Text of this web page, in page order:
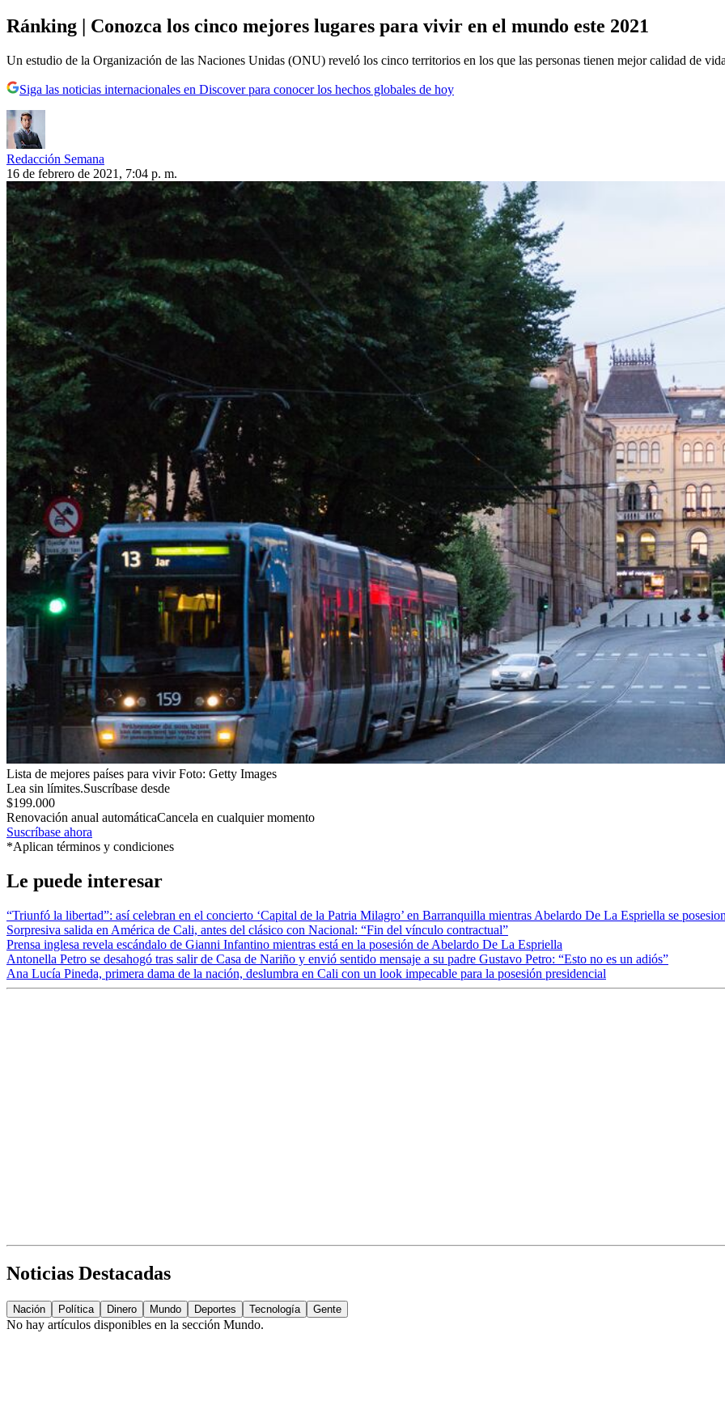
Ránking | Conozca los cinco mejores lugares para vivir en el mundo este 2021
Un estudio de la Organización de las Naciones Unidas (ONU) reveló los cinco territorios en los que las personas tienen mejor calidad de
Siga las noticias internacionales en Discover para conocer los hechos globales de hoy
Redacción Semana
16 de febrero de 2021, 7:04 p. m.
Lista de mejores países para vivirFoto: Getty Images
Lea sin límites.Suscríbase desde
$199.000
Renovación anual automáticaCancela en cualquier momento
Suscríbase ahora
*Aplican términos y condiciones
Le puede interesar
“Triunfó la libertad”: así celebran en el concierto ‘Capital de la Patria Milagro’ en Barranquilla mientras Abelardo De La Espriella se
Sorpresiva salida en América de Cali, antes del clásico con Nacional: “Fin del vínculo contractual”
Prensa inglesa revela escándalo de Gianni Infantino mientras está en la posesión de Abelardo De La Espriella
Antonella Petro se desahogó tras salir de Casa de Nariño y envió sentido mensaje a su padre Gustavo Petro: “Esto no es un adiós”
Ana Lucía Pineda, primera dama de la nación, deslumbra en Cali con un look impecable para la posesión presidencial
Noticias Destacadas
Nación Política Dinero Mundo Deportes Tecnología Gente
No hay artículos disponibles en la sección Mundo.